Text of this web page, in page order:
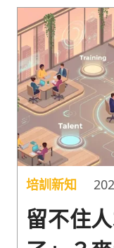
培訓新知
留不住